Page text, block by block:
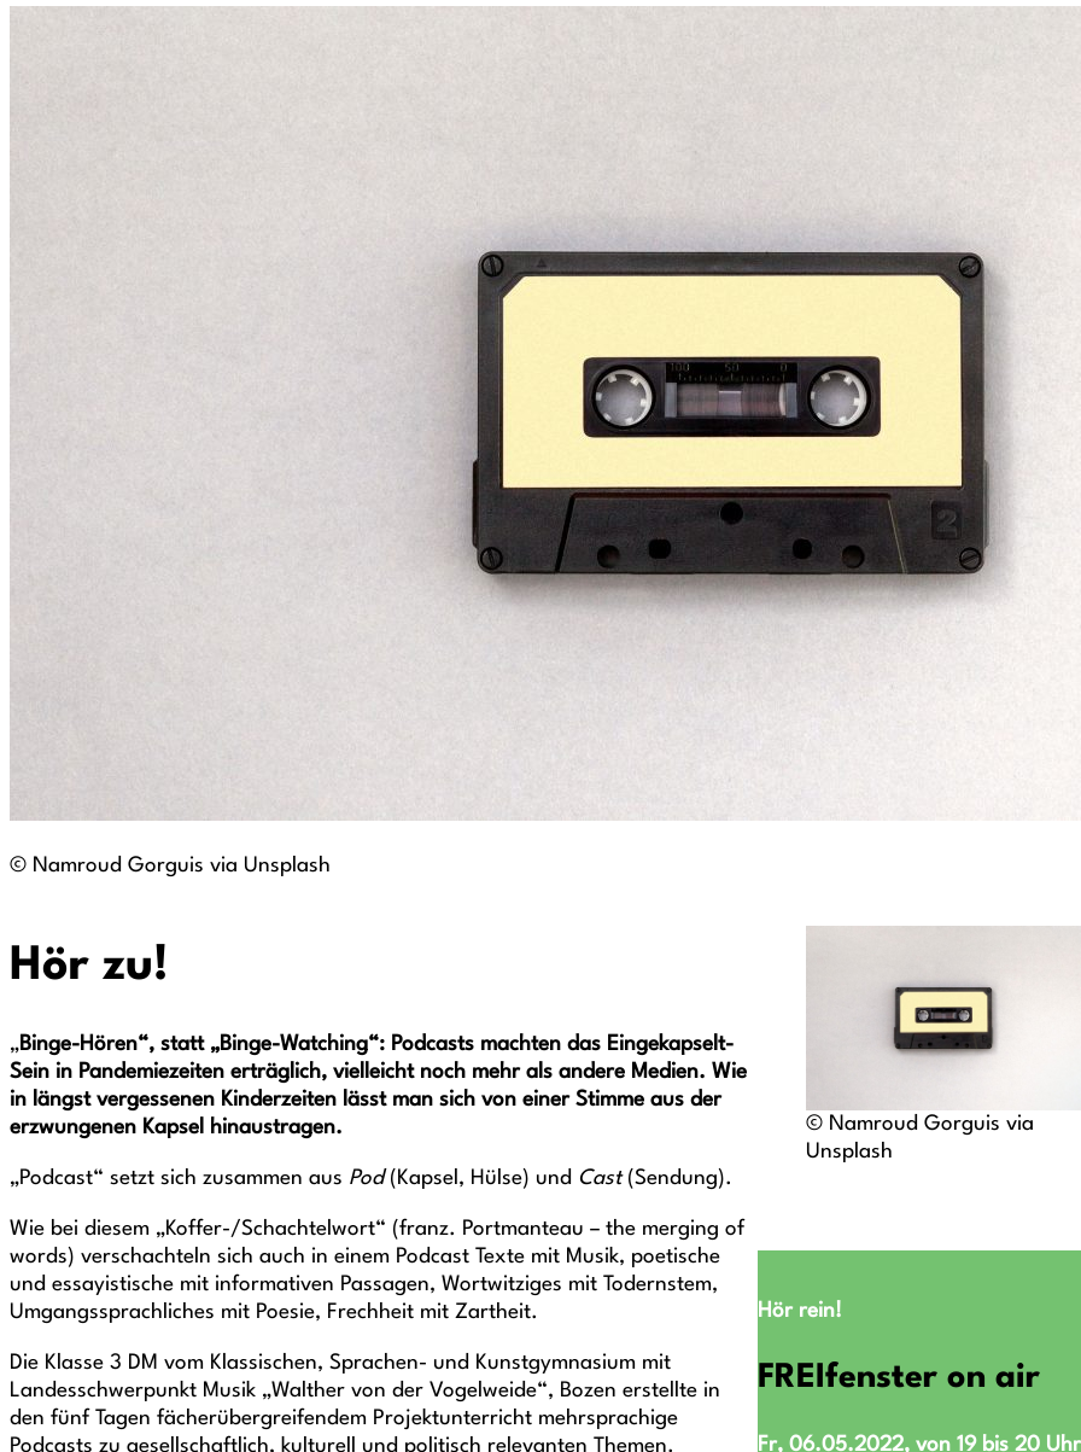
© Namroud Gorguis via Unsplash
Hör zu!
„Binge-Hören“, statt „Binge-Watching“: Podcasts machten das Eingekapselt-
Sein in Pandemiezeiten erträglich, vielleicht noch mehr als andere Medien. Wie
in längst vergessenen Kinderzeiten lässt man sich von einer Stimme aus der
erzwungenen Kapsel hinaustragen.
„Podcast“ setzt sich zusammen aus Pod(Kapsel, Hülse) und Cast(Sendung).
Wie bei diesem „Koffer-/Schachtelwort“ (franz. Portmanteau – the merging of
words) verschachteln sich auch in einem Podcast Texte mit Musik, poetische
und essayistische mit informativen Passagen, Wortwitziges mit Todernstem,
Umgangssprachliches mit Poesie, Frechheit mit Zartheit.
Die Klasse 3 DM vom Klassischen, Sprachen- und Kunstgymnasium mit
Landesschwerpunkt Musik „Walther von der Vogelweide“, Bozen erstellte in
den fünf Tagen fächerübergreifendem Projektunterricht mehrsprachige
Podcasts zu gesellschaftlich, kulturell und politisch relevanten Themen.
© Namroud Gorguis via
Unsplash
Hör rein!
FREIfenster on air
Fr, 06.05.2022, von 19 bis 20 Uhr